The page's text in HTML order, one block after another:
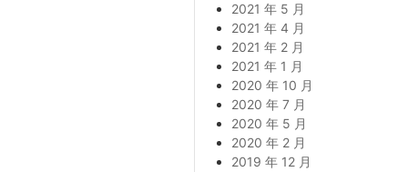
2021 年 5 月
2021 年 4 月
2021 年 2 月
2021 年 1 月
2020 年 10 月
2020 年 7 月
2020 年 5 月
2020 年 2 月
2019 年 12 月